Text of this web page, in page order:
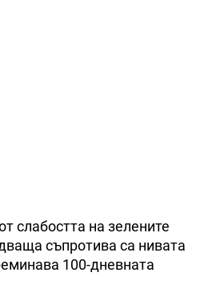
слабостта на зелените
съпротива са нивата
100-дневната